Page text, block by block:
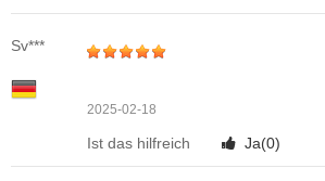
Sv***
2025-02-18
Ist das hilfreich Ja(0)